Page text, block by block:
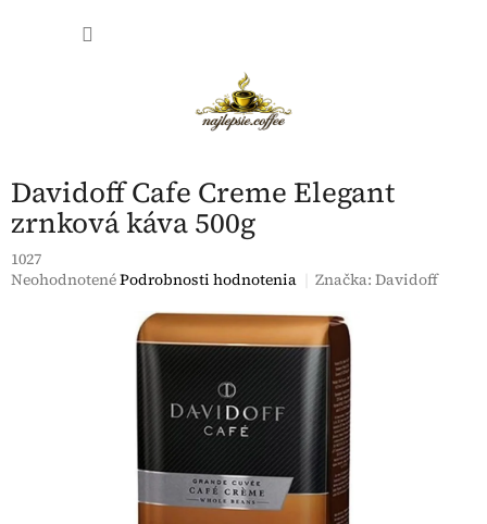
Davidoff Cafe Creme Elegant
zrnková káva 500g
1027
Priemerné
NeohodnotenéPodrobnosti hodnotenia Značka:Davidoff